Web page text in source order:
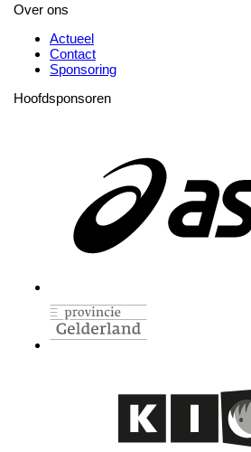
Over ons
Actueel
Contact
Sponsoring
Hoofdsponsoren